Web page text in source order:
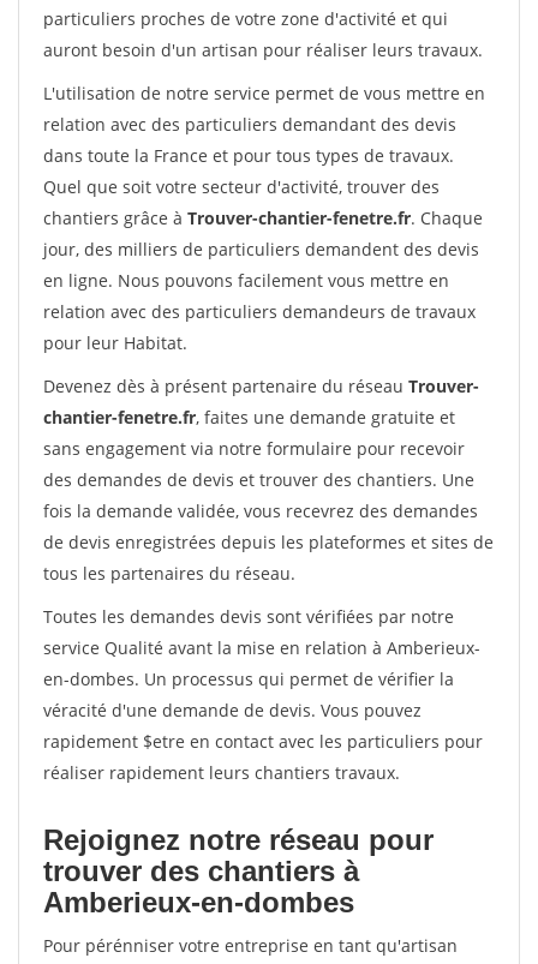
particuliers proches de votre zone d'activité et qui
auront besoin d'un artisan pour réaliser leurs travaux.
L'utilisation de notre service permet de vous mettre en
relation avec des particuliers demandant des devis
dans toute la France et pour tous types de travaux.
Quel que soit votre secteur d'activité, trouver des
chantiers grâce à Trouver-chantier-fenetre.fr. Chaque
jour, des milliers de particuliers demandent des devis
en ligne. Nous pouvons facilement vous mettre en
relation avec des particuliers demandeurs de travaux
pour leur Habitat.
Devenez dès à présent partenaire du réseau Trouver-
chantier-fenetre.fr, faites une demande gratuite et
sans engagement via notre formulaire pour recevoir
des demandes de devis et trouver des chantiers. Une
fois la demande validée, vous recevrez des demandes
de devis enregistrées depuis les plateformes et sites de
tous les partenaires du réseau.
Toutes les demandes devis sont vérifiées par notre
service Qualité avant la mise en relation à Amberieux-
en-dombes. Un processus qui permet de vérifier la
véracité d'une demande de devis. Vous pouvez
rapidement $etre en contact avec les particuliers pour
réaliser rapidement leurs chantiers travaux.
Rejoignez notre réseau pour
trouver des chantiers à
Amberieux-en-dombes
Pour pérénniser votre entreprise en tant qu'artisan